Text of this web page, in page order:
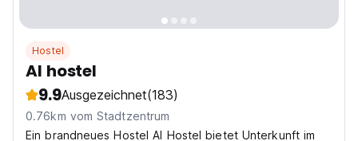
Hostel
AI hostel
9.9Ausgezeichnet(183)
0.76km vom Stadtzentrum
Ein brandneues Hostel AI Hostel bietet Unterkunft im